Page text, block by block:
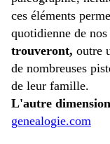
ces éléments
quotidienne de nos
trouveront, outre
de nombreuses
de leur famille.
L'autre
genealogie.com